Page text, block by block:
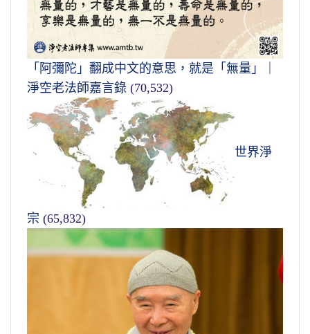
「阿彌陀」翻成中文的意思，就是「無量」｜
淨空老法師嘉言錄 (70,532)
世界淨
宗 (65,832)